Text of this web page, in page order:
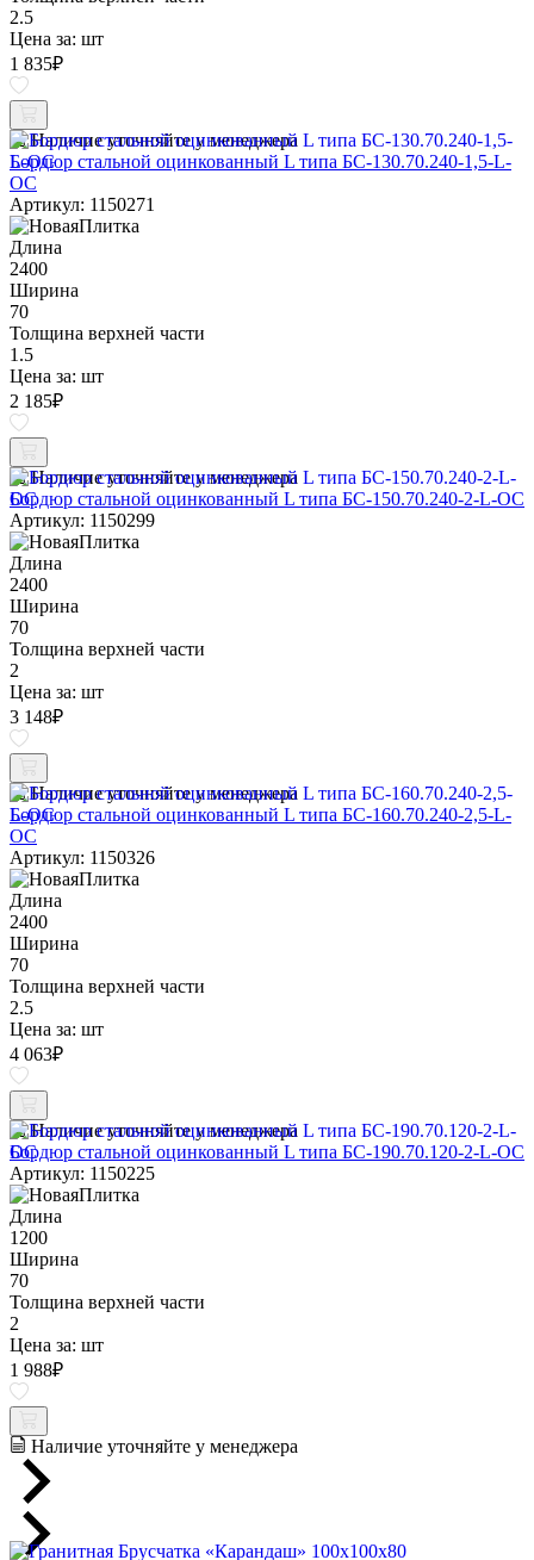
2.5
Цена за: шт
1 835₽
Наличие уточняйте у менеджера
Бордюр стальной оцинкованный L типа БС-130.70.240-1,5-L-
ОС
Артикул: 1150271
Длина
2400
Ширина
70
Толщина верхней части
1.5
Цена за: шт
2 185₽
Наличие уточняйте у менеджера
Бордюр стальной оцинкованный L типа БС-150.70.240-2-L-ОС
Артикул: 1150299
Длина
2400
Ширина
70
Толщина верхней части
2
Цена за: шт
3 148₽
Наличие уточняйте у менеджера
Бордюр стальной оцинкованный L типа БС-160.70.240-2,5-L-
ОС
Артикул: 1150326
Длина
2400
Ширина
70
Толщина верхней части
2.5
Цена за: шт
4 063₽
Наличие уточняйте у менеджера
Бордюр стальной оцинкованный L типа БС-190.70.120-2-L-ОС
Артикул: 1150225
Длина
1200
Ширина
70
Толщина верхней части
2
Цена за: шт
1 988₽
Наличие уточняйте у менеджера